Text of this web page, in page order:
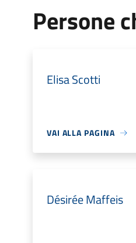
Persone
Elisa Scotti
VAI ALLA PAGINA
Désirée Maffeis